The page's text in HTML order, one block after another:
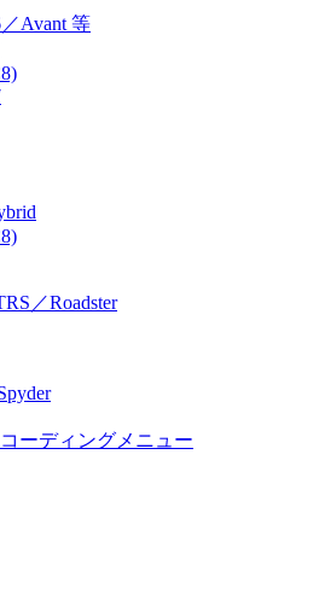
Avant 等
／Roadster
ーディングメニュー